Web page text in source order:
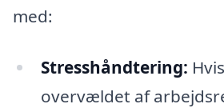
med:
Stresshåndtering:
overvældet af